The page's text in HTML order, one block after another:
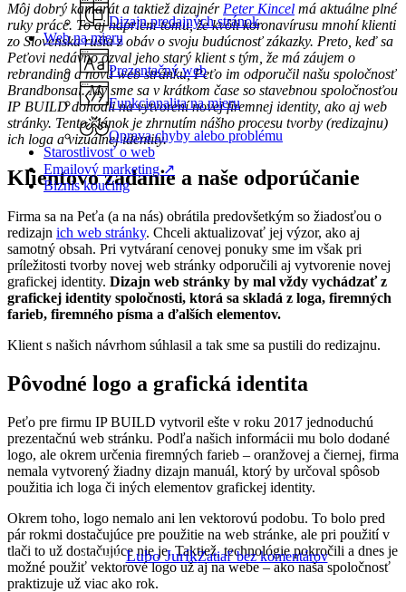
Dizajn predajných stránok
Web na mieru
Prezentačný web
Funkcionalita na mieru
Oprava chyby alebo problému
Starostlivosť o web
Emailový marketing ↗
Biznis koučing
Dizajn a branding
Redizajn loga a
grafickej identity
stavebnej
spoločnosti IP
BUILD
Autor: Lubo JuríkZatiaľ bez komentárov
Môj dobrý kamarát a taktiež dizajnér Peter Kincel má aktuálne plné
ruky práce. To aj napriem tomu, že kvôli koronavírusu mnohí klienti
zo Slovenska rušia z obáv o svoju budúcnosť zákazky. Preto, keď sa
Peťovi nedávno ozval jeho starý klient s tým, že má záujem o
rebranding a novú web stránku, Peťo im odporučil našu spoločnosť
Brandbonsai. My sme sa v krátkom čase so stavebnou spoločnosťou
IP BUILD dohodli na vytvorení novej firemnej identity, ako aj web
stránky. Tento článok je zhrnutím nášho procesu tvorby (redizajnu)
ich loga a vizuálnej identity.
Klientovo zadanie a naše odporúčanie
Firma sa na Peťa (a na nás) obrátila predovšetkým so žiadosťou o
redizajn ich web stránky. Chceli aktualizovať jej výzor, ako aj
samotný obsah. Pri vytváraní cenovej ponuky sme im však pri
príležitosti tvorby novej web stránky odporučili aj vytvorenie novej
grafickej identity. Dizajn web stránky by mal vždy vychádzať z
grafickej identity spoločnosti, ktorá sa skladá z loga, firemných
farieb, firemného písma a ďalších elementov.
Klient s našich návrhom súhlasil a tak sme sa pustili do redizajnu.
Pôvodné logo a grafická identita
Peťo pre firmu IP BUILD vytvoril ešte v roku 2017 jednoduchú
prezentačnú web stránku. Podľa našich informácii mu bolo dodané
logo, ale okrem určenia firemných farieb – oranžovej a čiernej, firma
nemala vytvorený žiadny dizajn manuál, ktorý by určoval spôsob
použitia ich loga či iných elementov grafickej identity.
Okrem toho, logo nemalo ani len vektorovú podobu. To bolo pred
pár rokmi dostačujúce pre použitie na web stránke, ale pri použití v
tlači to už dostačujúce nie je. Taktiež, technológie pokročili a dnes je
možné použiť vektorové logo už aj na webe – ako naša spoločnosť
praktizuje už viac ako rok.